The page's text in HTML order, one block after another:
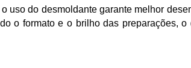
uso do desmoldante garante melhor
o formato e o brilho das preparações, o